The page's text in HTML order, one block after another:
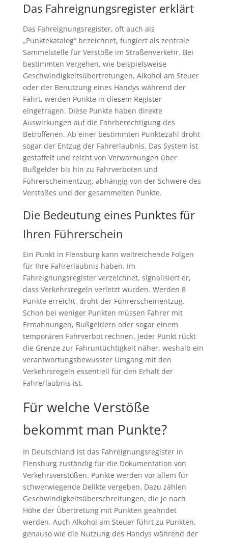
Das Fahreignungsregister erklärt
Das Fahreignungsregister, oft auch als
„Punktekatalog“ bezeichnet, fungiert als zentrale
Sammelstelle für Verstöße im Straßenverkehr. Bei
bestimmten Vergehen, wie beispielsweise
Geschwindigkeitsübertretungen, Alkohol am Steuer
oder der Benutzung eines Handys während der
Fahrt, werden Punkte in diesem Register
eingetragen. Diese Punkte haben direkte
Auswirkungen auf die Fahrberechtigung des
Betroffenen. Ab einer bestimmten Punktezahl droht
sogar der Entzug der Fahrerlaubnis. Das System ist
gestaffelt und reicht von Verwarnungen über
Bußgelder bis hin zu Fahrverboten und
Führerscheinentzug, abhängig von der Schwere des
Verstoßes und der gesammelten Punkte.
Die Bedeutung eines Punktes für
Ihren Führerschein
Ein Punkt in Flensburg kann weitreichende Folgen
für Ihre Fahrerlaubnis haben. Im
Fahreignungsregister verzeichnet, signalisiert er,
dass Verkehrsregeln verletzt wurden. Werden 8
Punkte erreicht, droht der Führerscheinentzug.
Schon bei weniger Punkten müssen Fahrer mit
Ermahnungen, Bußgeldern oder sogar einem
temporären Fahrverbot rechnen. Jeder Punkt rückt
die Grenze zur Fahruntüchtigkeit näher, weshalb ein
verantwortungsbewusster Umgang mit den
Verkehrsregeln essentiell für den Erhalt der
Fahrerlaubnis ist.
Für welche Verstöße
bekommt man Punkte?
In Deutschland ist das Fahreignungsregister in
Flensburg zuständig für die Dokumentation von
Verkehrsverstößen. Punkte werden vor allem für
schwerwiegende Delikte vergeben. Dazu zählen
Geschwindigkeitsüberschreitungen, die je nach
Höhe der Übertretung mit Punkten geahndet
werden. Auch Alkohol am Steuer führt zu Punkten,
genauso wie die Nutzung des Handys während der